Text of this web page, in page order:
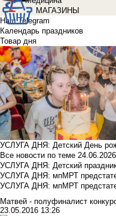
МАГАЗИНЫ
Наш Telegram
Календарь праздников
Товар дня
УСЛУГА ДНЯ: Детский День
Все новости по теме 24.06.2026
УСЛУГА ДНЯ: Детский
УСЛУГА ДНЯ: мпМРТ
УСЛУГА ДНЯ: мпМРТ
Матвей - полуфиналист
23.05.2016 13:26